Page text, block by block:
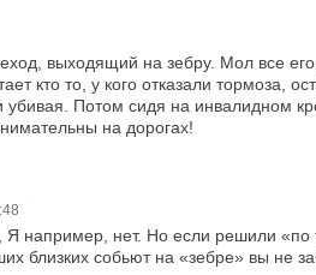
выходящий на зебру. Мол все
кто то, у кого отказали тормоза,
Потом сидя на инвалидном
на дорогах!
Я например, нет. Но если решили
близких собьют на «зебре» вы не